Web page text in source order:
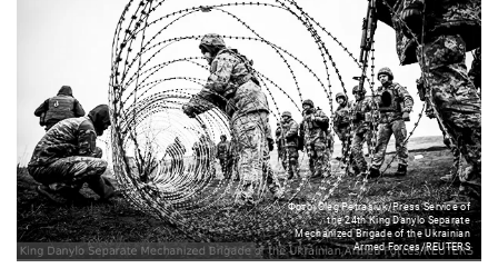
Фото: Oleg Petrasiuk/Press Service of
the 24th King Danylo Separate
Mechanized Brigade of the Ukrainian
Armed Forces/REUTERS